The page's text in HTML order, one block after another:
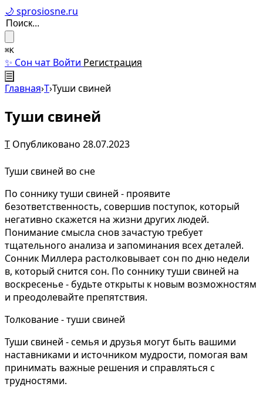
🌙 sprosiosne.ru
⌘K
✨ Сон чат Войти Регистрация
☰
Главная›Т›Туши свиней
Туши свиней
Т Опубликовано 28.07.2023
Туши свиней во сне
По соннику туши свиней - проявите
безответственность, совершив поступок, который
негативно скажется на жизни других людей.
Понимание смысла снов зачастую требует
тщательного анализа и запоминания всех деталей.
Сонник Миллера растолковывает сон по дню недели
в, который снится сон. По соннику туши свиней на
воскресенье - будьте открыты к новым возможностям
и преодолевайте препятствия.
Толкование - туши свиней
Туши свиней - семья и друзья могут быть вашими
наставниками и источником мудрости, помогая вам
принимать важные решения и справляться с
трудностями.